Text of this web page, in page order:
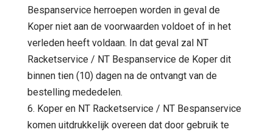
Bespanservice herroepen worden in geval de
Koper niet aan de voorwaarden voldoet of in het
verleden heeft voldaan. In dat geval zal NT
Racketservice / NT Bespanservice de Koper dit
binnen tien (10) dagen na de ontvangt van de
bestelling mededelen.
6. Koper en NT Racketservice / NT Bespanservice
komen uitdrukkelijk overeen dat door gebruik te